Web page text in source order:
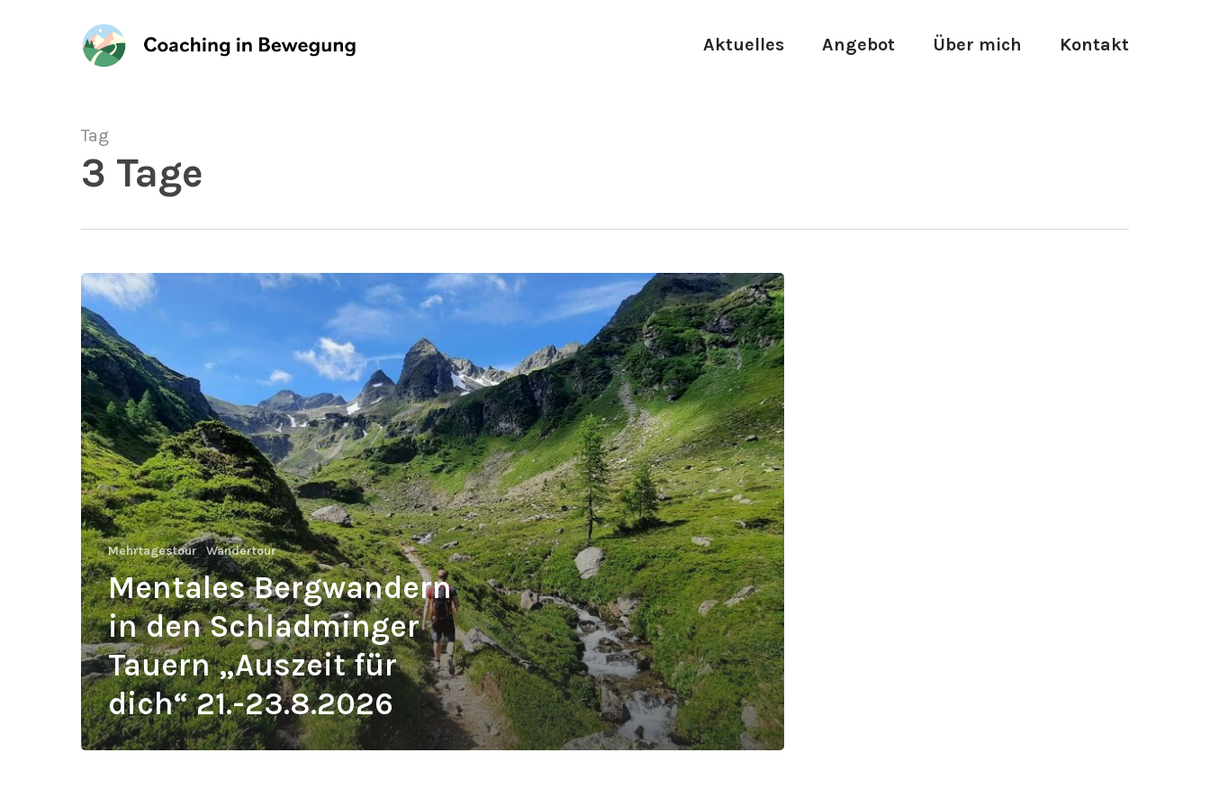
Aktuelles Angebot Über mich Kontakt
Tag
3 Tage
Mentales
Bergwandern
in
den
Schladminger
Tauern
„Auszeit
für
dich“
21.-23.8.2026
Mehrtagestour Wandertour
Mentales Bergwandern
in den Schladminger
Tauern „Auszeit für
dich“ 21.-23.8.2026